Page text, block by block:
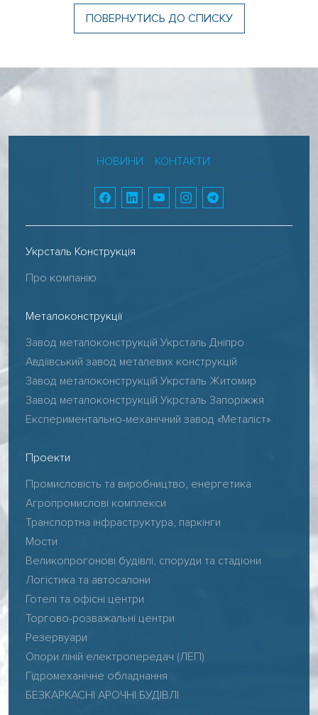
ПОВЕРНУТИСЬ ДО СПИСКУ
НОВИНИ КОНТАКТИ
Укрсталь Конструкція
Про компанію
Металоконструкції
Завод металоконструкцій Укрсталь Дніпро
Авдіївський завод металевих конструкцій
Завод металоконструкцій Укрсталь Житомир
Завод металоконструкцій Укрсталь Запоріжжя
Експериментально-механічний завод «Металіст»
Проекти
Промисловість та виробництво, енергетика
Агропромислові комплекси
Транспортна інфраструктура, паркінги
Мости
Великопрогонові будівлі, споруди та стадіони
Логістика та автосалони
Готелі та офісні центри
Торгово-розважальні центри
Резервуари
Опори ліній електропередач (ЛЕП)
Гідромеханічне обладнання
БЕЗКАРКАСНІ АРОЧНІ БУДІВЛІ